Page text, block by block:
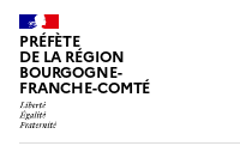
PRÉFÈTE
DE LA RÉGION
BOURGOGNE-
FRANCHE-COMTÉ